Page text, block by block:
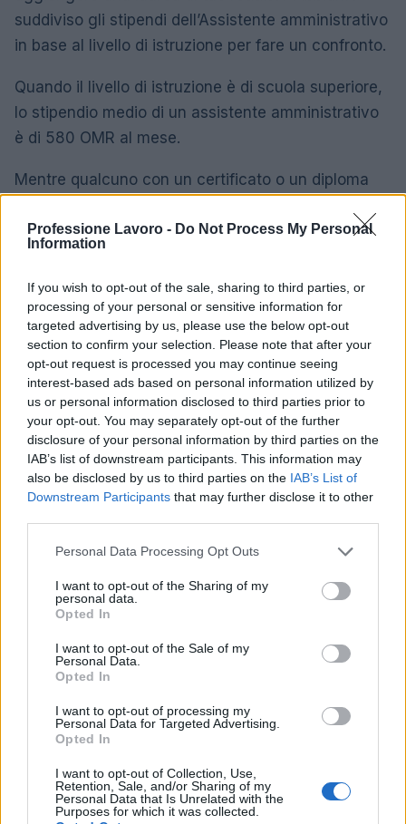
Professione Lavoro - Do Not Process My Personal
Information
If you wish to opt-out of the sale, sharing to third parties, or
processing of your personal or sensitive information for
targeted advertising by us, please use the below opt-out
section to confirm your selection. Please note that after your
opt-out request is processed you may continue seeing
interest-based ads based on personal information utilized by
us or personal information disclosed to third parties prior to
your opt-out. You may separately opt-out of the further
disclosure of your personal information by third parties on the
IAB’s list of downstream participants. This information may
also be disclosed by us to third parties on the IAB’s List of
Downstream Participants that may further disclose it to other
Please note that this website/app uses one or more Google
not limited to your visit or usage behaviour. You may click to
grant or deny consent to Google and its third-party tags to
use your data for below specified purposes in below Google
consent section.
Personal Data Processing Opt Outs
I want to opt-out of the Sharing of my
personal data.
Opted In
I want to opt-out of the Sale of my
Personal Data.
Opted In
I want to opt-out of processing my
Personal Data for Targeted Advertising.
Opted In
I want to opt-out of Collection, Use,
Retention, Sale, and/or Sharing of my
Personal Data that Is Unrelated with the
Purposes for which it was collected.
suddiviso gli stipendi dell’Assistente amministrativo
in base al livello di istruzione per fare un confronto.
Quando il livello di istruzione è di scuola superiore,
lo stipendio medio di un assistente amministrativo
è di 580 OMR al mese.
Mentre qualcuno con un certificato o un diploma
più rispetto a chi ha un diploma di scuola superiore.
stipendio medio di 1.300 OMR al mese, il 53% in
più rispetto a chi ha un certificato o un diploma.
Differenza di stipendio medio
dell’assistente amministrativo in base al
livello di istruzione in Oman
Scuola superiore
580
OMR
Certificato o Diploma + 47%
Laurea triennale + 53% 1.300 OMR
L’aumento e la diminuzione percentuali sono relativi al
valore precedente
Differenza salariale tipica per istruzione
per la maggior parte delle carriere
Confronto salariale dell’assistente
amministrativo per sesso